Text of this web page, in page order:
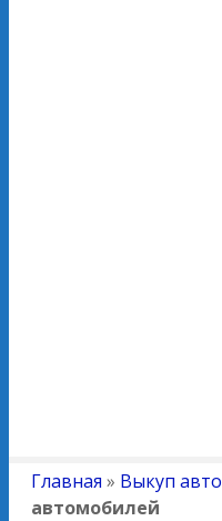
Главная » Выкуп авто
автомобилей